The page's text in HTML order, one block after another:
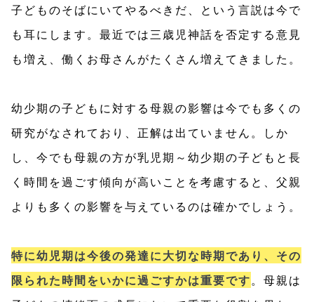
子どものそばにいてやるべきだ、という言説は今で
も耳にします。最近では三歳児神話を否定する意見
も増え、働くお母さんがたくさん増えてきました。
幼少期の子どもに対する母親の影響は今でも多くの
研究がなされており、正解は出ていません。しか
し、今でも母親の方が乳児期～幼少期の子どもと長
く時間を過ごす傾向が高いことを考慮すると、父親
よりも多くの影響を与えているのは確かでしょう。
特に幼児期は今後の発達に大切な時期であり、その
限られた時間をいかに過ごすかは重要です。母親は